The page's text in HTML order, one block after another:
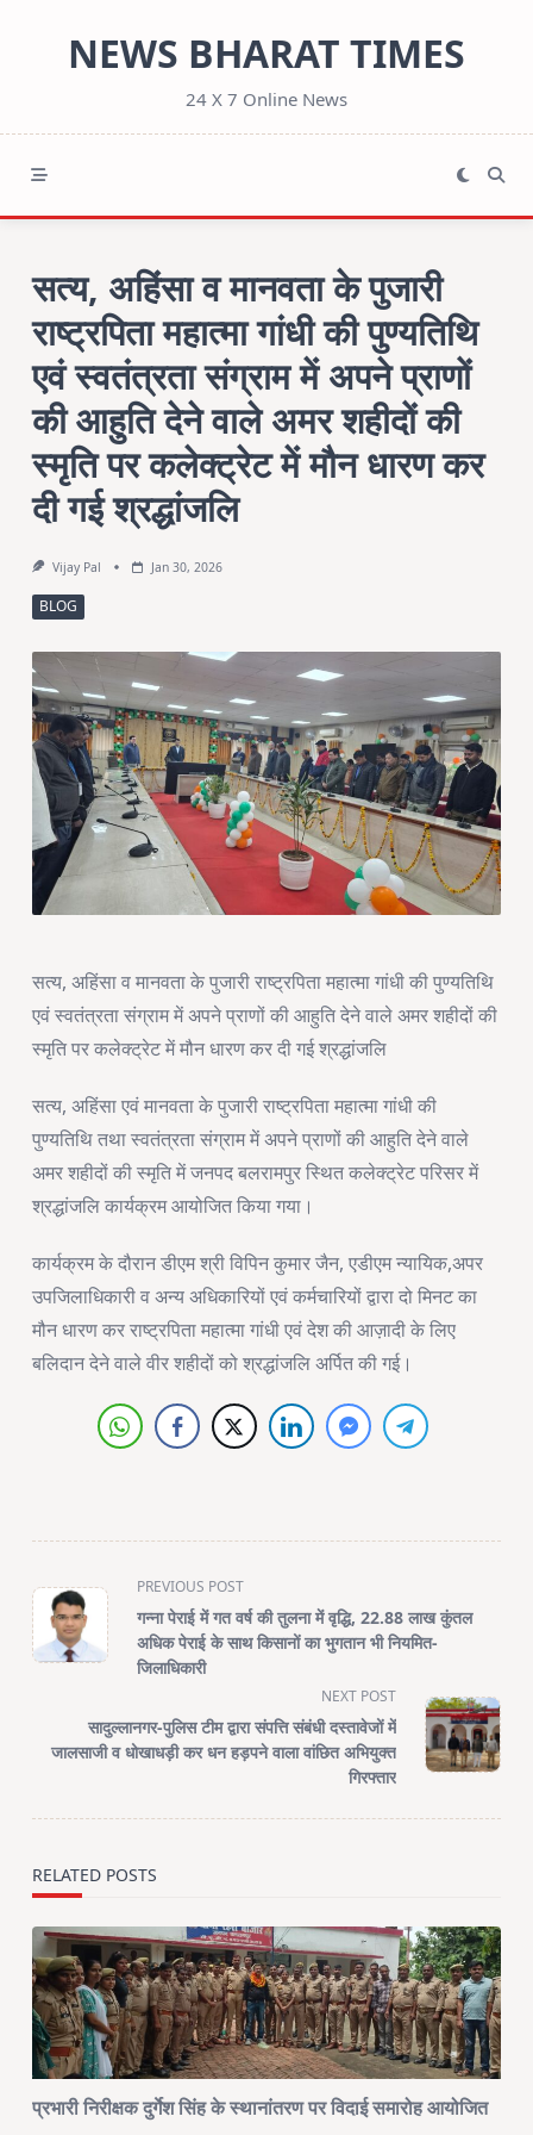
NEWS BHARAT TIMES
24 X 7 Online News
सत्य, अहिंसा व मानवता के पुजारी
राष्ट्रपिता महात्मा गांधी की पुण्यतिथि
एवं स्वतंत्रता संग्राम में अपने प्राणों
की आहुति देने वाले अमर शहीदों की
स्मृति पर कलेक्ट्रेट में मौन धारण कर
दी गई श्रद्धांजलि
Vijay Pal Jan 30, 2026
BLOG
सत्य, अहिंसा व मानवता के पुजारी राष्ट्रपिता महात्मा गांधी की पुण्यतिथि
एवं स्वतंत्रता संग्राम में अपने प्राणों की आहुति देने वाले अमर शहीदों की
स्मृति पर कलेक्ट्रेट में मौन धारण कर दी गई श्रद्धांजलि
सत्य, अहिंसा एवं मानवता के पुजारी राष्ट्रपिता महात्मा गांधी की
पुण्यतिथि तथा स्वतंत्रता संग्राम में अपने प्राणों की आहुति देने वाले
अमर शहीदों की स्मृति में जनपद बलरामपुर स्थित कलेक्ट्रेट परिसर में
श्रद्धांजलि कार्यक्रम आयोजित किया गया।
कार्यक्रम के दौरान डीएम श्री विपिन कुमार जैन, एडीएम न्यायिक,अपर
उपजिलाधिकारी व अन्य अधिकारियों एवं कर्मचारियों द्वारा दो मिनट का
मौन धारण कर राष्ट्रपिता महात्मा गांधी एवं देश की आज़ादी के लिए
बलिदान देने वाले वीर शहीदों को श्रद्धांजलि अर्पित की गई।
<span
class="nav-
subtitle
screen-
text">Page</span>
PREVIOUS POST
गन्ना पेराई में गत वर्ष की तुलना में वृद्धि, 22.88 लाख कुंतल
अधिक पेराई के साथ किसानों का भुगतान भी नियमित-
जिलाधिकारी
NEXT POST
सादुल्लानगर-पुलिस टीम द्वारा संपत्ति संबंधी दस्तावेजों में
जालसाजी व धोखाधड़ी कर धन हड़पने वाला वांछित अभियुक्त
गिरफ्तार
RELATED POSTS
प्रभारी निरीक्षक दुर्गेश सिंह के स्थानांतरण पर विदाई समारोह आयोजित